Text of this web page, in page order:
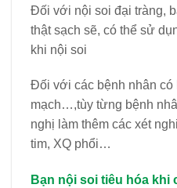
Đối với nội soi đại tràng,
thật sạch sẽ, có thể sử
khi nội soi
Đối với các bệnh nhân có
mạch…,tùy từng bệnh
nghị làm thêm các xét
tim, XQ phổi…
Bạn nội soi tiêu hóa khi